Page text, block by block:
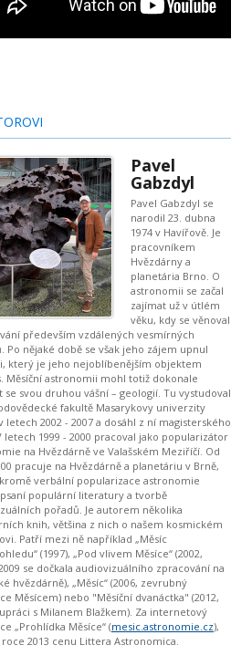
Pavel
Gabzdyl
Pavel Gabzdyl se
narodil 23. dubna
1974 v Havířově. Je
pracovníkem
Hvězdárny a
planetária Brno. O
astronomii se začal
zajímat už v útlém
věku, kdy se věnoval
především vzdálených vesmírných
Po nějaké době se však jeho zájem upnul
který je jeho nejoblíbenějším objektem
Měsíční astronomii mohl totiž dokonale
se svou druhou vášní – geologií. Tu vystudoval
fakultě Masarykovy univerzity
letech 2002 - 2007 a dosáhl z ní magisterského
letech 1999 - 2000 pracoval jako popularizátor
na Hvězdárně ve Valašském Meziříčí. Od
pracuje na Hvězdárně a planetáriu v Brně,
verbální popularizace astronomie
populární literatury a tvorbě
pořadů. Je autorem několika
knih, většina z nich o našem kosmickém
Patří mezi ně například „Měsíc
(1997), „Pod vlivem Měsíce“ (2002,
se dočkala audiovizuálního zpracování na
hvězdárně), „Měsíc“ (2006, zevrubný
Měsícem) nebo "Měsíční dvanáctka" (2012,
s Milanem Blažkem). Za internetový
„Prohlídka Měsíce“ (mesic.astronomie.cz),
roce 2013 cenu Littera Astronomica.